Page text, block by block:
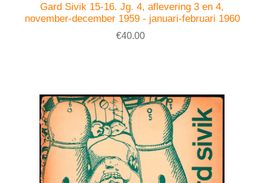
Gard Sivik 15-16. Jg. 4, aflevering 3 en 4,
november-december 1959 - januari-februari 1960
€40.00